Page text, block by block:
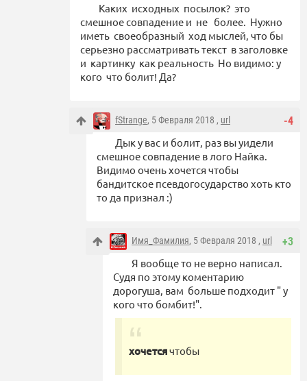
Каких исходных посылок? это
смешное совпадение и не более. Нужно
иметь своеобразный ход мыслей, что бы
серьезно рассматривать текст в заголовке
и картинку как реальность Но видимо: у
кого что болит! Да?
-4
fStrange, 5 Февраля 2018 , url
Дык у вас и болит, раз вы уидели
смешное совпадение в лого Найка.
Видимо очень хочется чтобы
бандитское псевдогосударство хоть кто
то да признал :)
+3
Имя_Фамилия, 5 Февраля 2018 , url
Я вообще то не верно написал.
Судя по этому коментарию
дорогуша, вам больше подходит " у
кого что бомбит!".
хочетсячтобы